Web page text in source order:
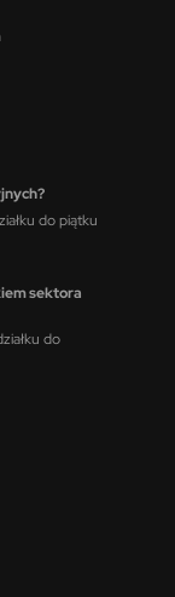
do piątku
sektora
do